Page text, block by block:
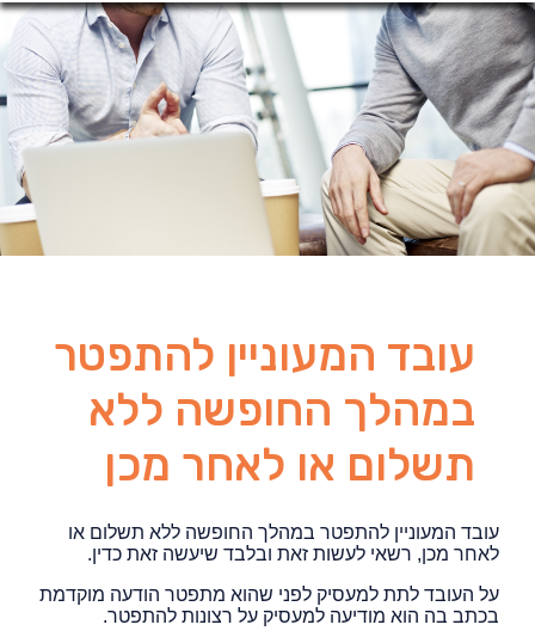
עובד המעוניין להתפטר
במהלך החופשה ללא
תשלום או לאחר מכן
עובד המעוניין להתפטר במהלך החופשה ללא תשלום או
לאחר מכן, רשאי לעשות זאת ובלבד שיעשה זאת כדין.
על העובד לתת למעסיק לפני שהוא מתפטר הודעה מוקדמת
בכתב בה הוא מודיעה למעסיק על רצונות להתפטר.